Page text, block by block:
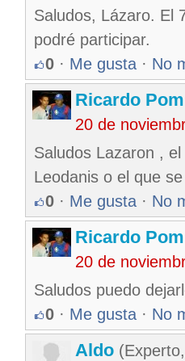
Saludos, Lázaro. El
podré participar.
0 · Me gusta · No
Ricardo
20 de
Saludos Lazaron ,
Leodanis o el que
0 · Me gusta · No
Ricardo
20 de
Saludos puedo
0 · Me gusta · No
Aldo